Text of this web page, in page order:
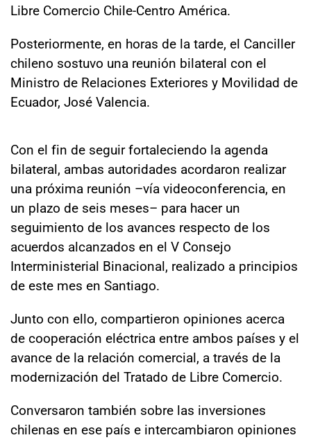
Libre Comercio Chile-Centro América.
Posteriormente, en horas de la tarde, el Canciller
chileno sostuvo una reunión bilateral con el
Ministro de Relaciones Exteriores y Movilidad de
Ecuador, José Valencia.
Con el fin de seguir fortaleciendo la agenda
bilateral, ambas autoridades acordaron realizar
una próxima reunión –vía videoconferencia, en
un plazo de seis meses– para hacer un
seguimiento de los avances respecto de los
acuerdos alcanzados en el V Consejo
Interministerial Binacional, realizado a principios
de este mes en Santiago.
Junto con ello, compartieron opiniones acerca
de cooperación eléctrica entre ambos países y el
avance de la relación comercial, a través de la
modernización del Tratado de Libre Comercio.
Conversaron también sobre las inversiones
chilenas en ese país e intercambiaron opiniones